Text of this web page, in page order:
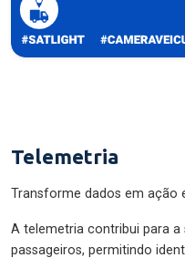
Telemetria
Transforme dados em ação
A telemetria contribui para
passageiros, permitindo